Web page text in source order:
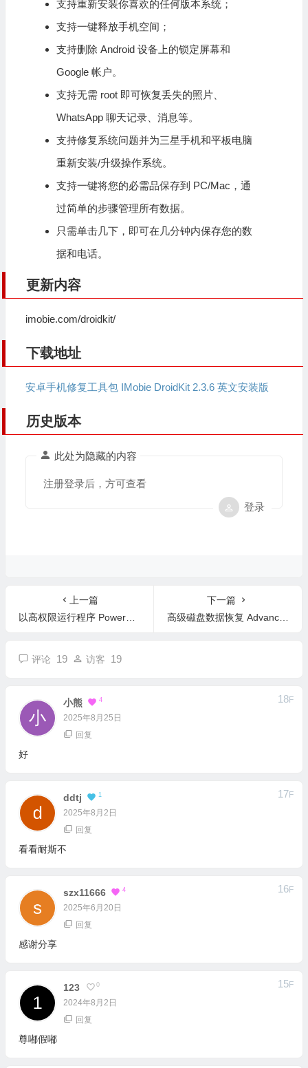
支持重新安装你喜欢的任何版本系统；
支持一键释放手机空间；
支持删除 Android 设备上的锁定屏幕和
Google 帐户。
支持无需 root 即可恢复丢失的照片、
WhatsApp 聊天记录、消息等。
支持修复系统问题并为三星手机和平板电脑
重新安装/升级操作系统。
支持一键将您的必需品保存到 PC/Mac，通
过简单的步骤管理所有数据。
只需单击几下，即可在几分钟内保存您的数
据和电话。
更新内容
imobie.com/droidkit/
下载地址
安卓手机修复工具包 IMobie DroidKit 2.3.6 英文安装版
历史版本
此处为隐藏的内容
注册登录后，方可查看
登录
上一篇
以高权限运行程序 PowerRun v1.7 中文绿色版
下一篇
高级磁盘数据恢复 Advanced Disk Recovery 2.9.1300.18693 中文版
评论 19 访客 19
小熊 4
2025年8月25日
18F
回复
好
Ddtj 1
2025年8月2日
17F
回复
看看耐斯不
Szx11666 4
2025年6月20日
16F
回复
感谢分享
123 0
2024年8月2日
15F
回复
尊嘟假嘟